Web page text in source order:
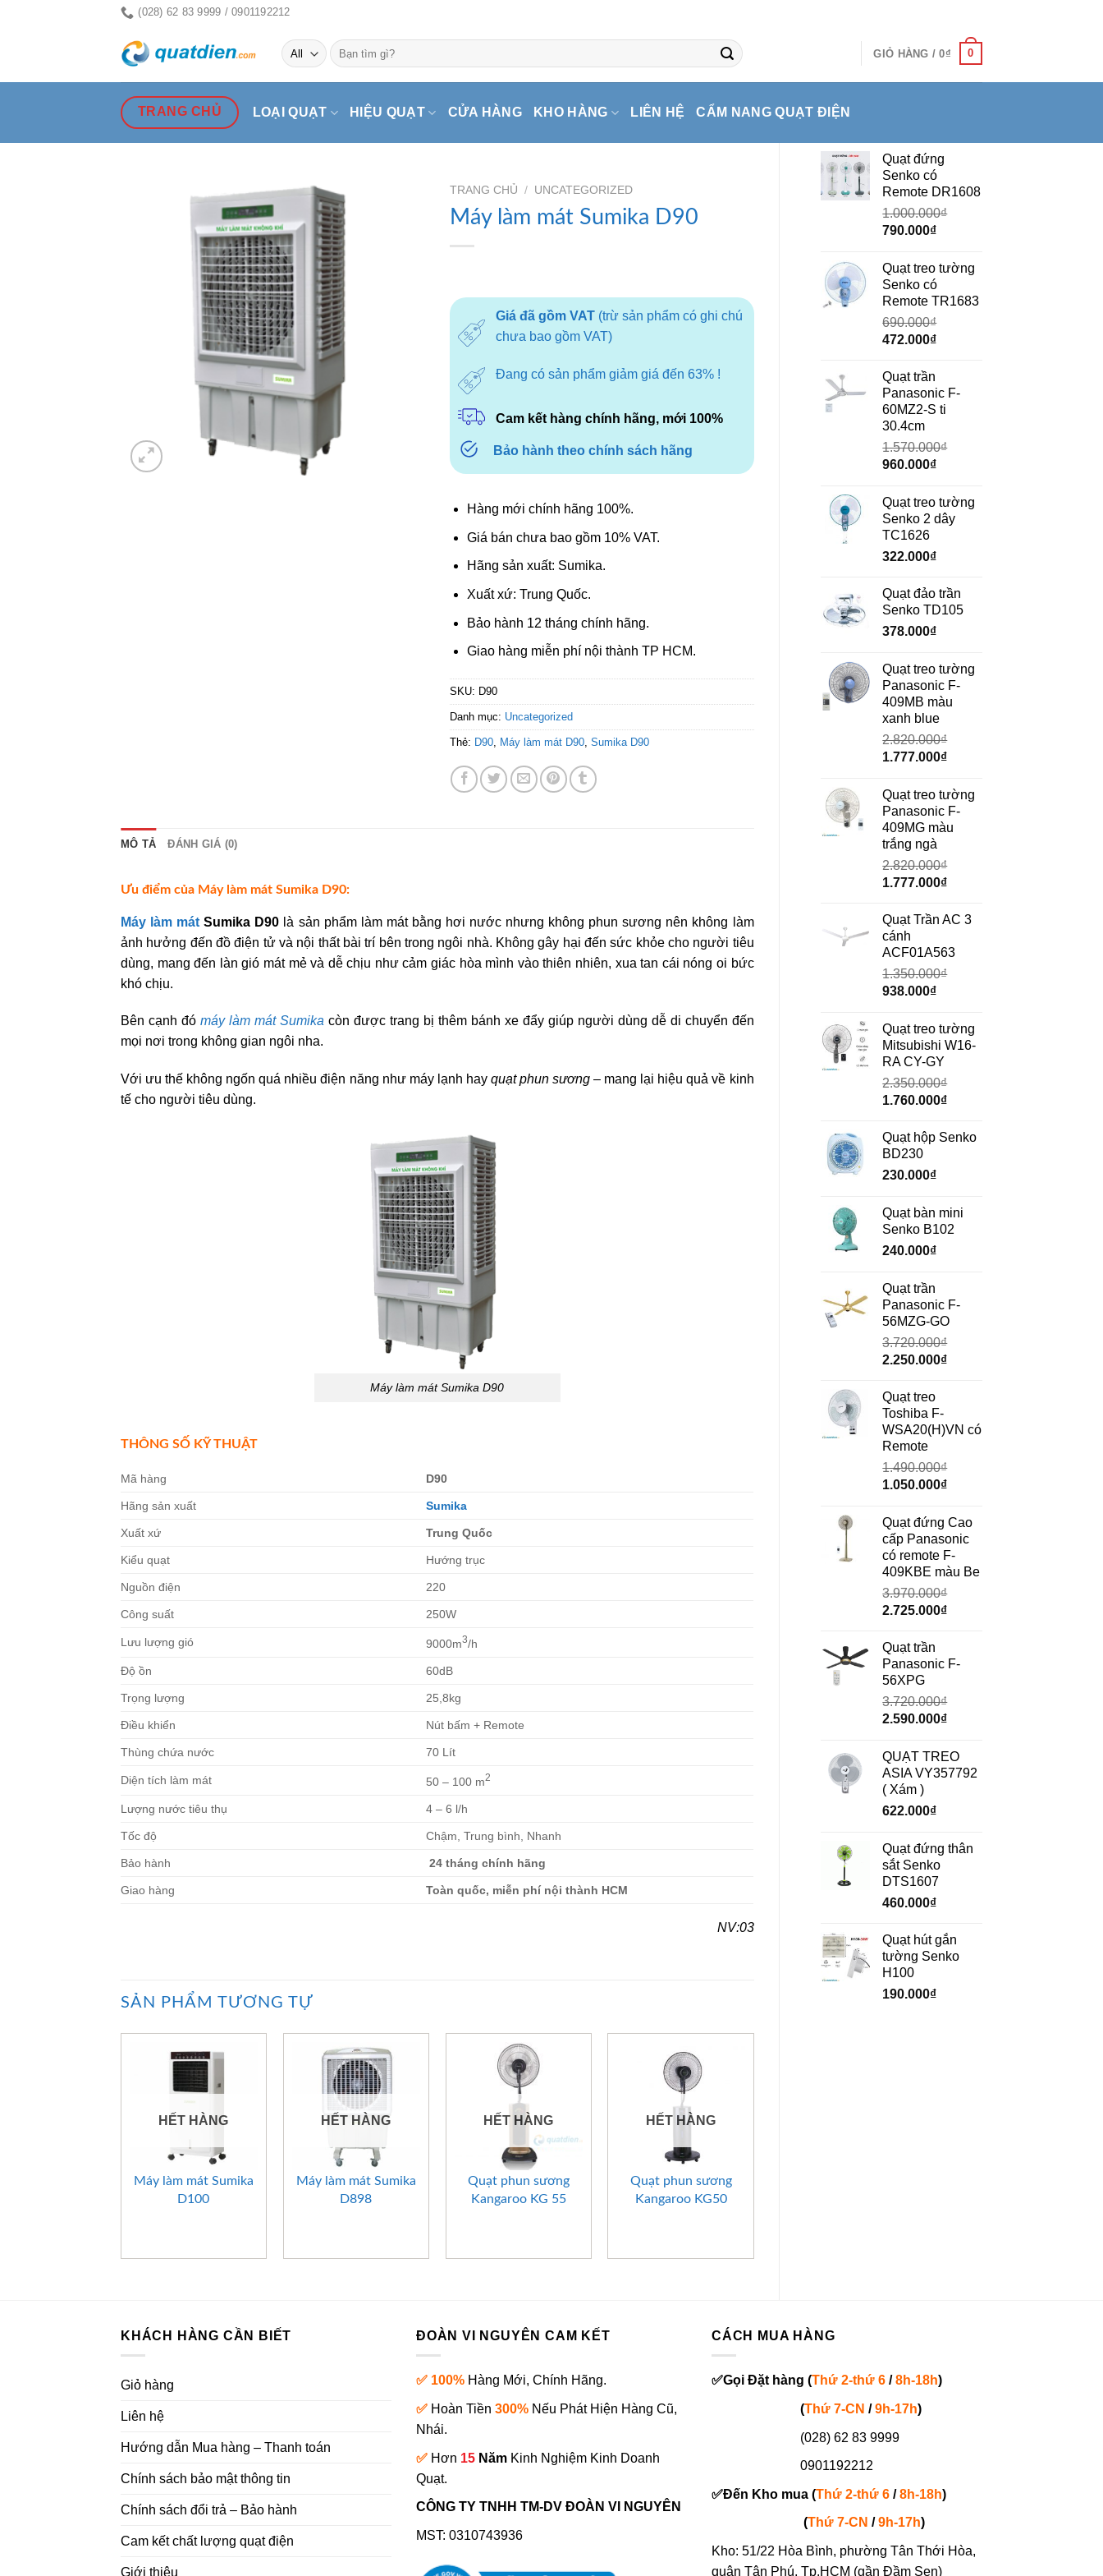
(028) 62 83 9999 / 0901192212
Tìm
kiếm:
GIỎ HÀNG /0₫ 0
TRANG CHỦ LOẠI QUẠT HIỆU QUẠT CỬA HÀNG KHO HÀNG LIÊN HỆ CẨM NANG QUẠT ĐIỆN
Quạt đứng
Senko có
Remote DR1608
1.000.000₫
Giá
là:
1.000.000₫.
790.000₫Giá
tại
là:
790.000₫.
Quạt treo tường
Senko có
Remote TR1683
690.000₫
Giá
là:
690.000₫.
472.000₫Giá
là:
472.000₫.
Quạt trần
Panasonic F-
60MZ2-S ti
30.4cm
1.570.000₫
Giá
là:
1.570.000₫.
960.000₫Giá
tại
là:
Quạt treo tường
Senko 2 dây
TC1626
322.000₫
Quạt đảo trần
Senko TD105
378.000₫
Quạt treo tường
Panasonic F-
409MB màu
xanh blue
2.820.000₫
Giá
là:
2.820.000₫.
1.777.000₫Giá
tại
là:
1.777.000₫.
Quạt treo tường
Panasonic F-
409MG màu
trắng ngà
2.820.000₫
Giá
là:
2.820.000₫.
1.777.000₫Giá
tại
1.777.000₫.
Quạt Trần AC 3
cánh
ACF01A563
1.350.000₫
Giá
là:
1.350.000₫.
938.000₫Giá
tại
là:
938.000₫.
Quạt treo tường
Mitsubishi W16-
RA CY-GY
2.350.000₫
Giá
là:
2.350.000₫.
1.760.000₫Giá
tại
Quạt hộp Senko
BD230
230.000₫
Quạt bàn mini
Senko B102
240.000₫
Quạt trần
Panasonic F-
56MZG-GO
3.720.000₫
Giá
là:
3.720.000₫.
2.250.000₫Giá
2.250.000₫.
Quạt treo
Toshiba F-
WSA20(H)VN có
Remote
1.490.000₫
Giá
là:
1.490.000₫.
1.050.000₫Giá
tại
là:
1.050.000₫.
Quạt đứng Cao
cấp Panasonic
có remote F-
409KBE màu Be
3.970.000₫
Giá
là:
3.970.000₫.
2.725.000₫Giá
là:
Quạt trần
Panasonic F-
56XPG
3.720.000₫
Giá
là:
3.720.000₫.
2.590.000₫Giá
tại
là:
QUẠT TREO
ASIA VY357792
( Xám )
622.000₫
Quạt đứng thân
sắt Senko
DTS1607
460.000₫
Quạt hút gắn
tường Senko
H100
190.000₫
TRANG CHỦ / UNCATEGORIZED
Máy làm mát Sumika D90
Giá đã gồm VAT(trừ sản phẩm có ghi chú
chưa bao gồm VAT)
Đang có sản phẩm giảm giá đến 63% !
Cam kết hàng chính hãng, mới 100%
Bảo hành theo chính sách hãng
Hàng mới chính hãng 100%.
Giá bán chưa bao gồm 10% VAT.
Hãng sản xuất: Sumika.
Xuất xứ: Trung Quốc.
Bảo hành 12 tháng chính hãng.
Giao hàng miễn phí nội thành TP HCM.
SKU: D90
Danh mục: Uncategorized
Thẻ: D90, Máy làm mát D90, Sumika D90
MÔ TẢ ĐÁNH GIÁ (0)
Ưu điểm của Máy làm mát Sumika D90:
Máy làm mát Sumika D90 là sản phẩm làm mát bằng hơi nước nhưng không phun sương nên không làm
ảnh hưởng đến đồ điện tử và nội thất bài trí bên trong ngôi nhà. Không gây hại đến sức khỏe cho người tiêu
dùng, mang đến làn gió mát mẻ và dễ chịu như cảm giác hòa mình vào thiên nhiên, xua tan cái nóng oi bức
khó chịu.
Bên cạnh đó máy làm mát Sumikacòn được trang bị thêm bánh xe đẩy giúp người dùng dễ di chuyển đến
mọi nơi trong không gian ngôi nha.
Với ưu thế không ngốn quá nhiều điện năng như máy lạnh hay quạt phun sương – mang lại hiệu quả về kinh
tế cho người tiêu dùng.
Máy làm mát Sumika D90
THÔNG SỐ KỸ THUẬT
Mã hàng D90
Hãng sản xuất Sumika
Xuất xứ Trung Quốc
Kiểu quạt Hướng trục
Nguồn điện 220
Công suất 250W
Lưu lượng gió 9000m3/h
Độ ồn 60dB
Trọng lượng 25,8kg
Điều khiển Nút bấm + Remote
Thùng chứa nước 70 Lít
Diện tích làm mát 50 – 100 m2
Lượng nước tiêu thụ 4 – 6 l/h
Tốc độ Chậm, Trung bình, Nhanh
Bảo hành 24 tháng chính hãng
Giao hàng Toàn quốc, miễn phí nội thành HCM
NV:03
SẢN PHẨM TƯƠNG TỰ
HẾT HÀNG
Máy làm mát Sumika
D100
HẾT HÀNG
Máy làm mát Sumika
D898
HẾT HÀNG
Quạt phun sương
Kangaroo KG 55
HẾT HÀNG
Quạt phun sương
Kangaroo KG50
KHÁCH HÀNG CẦN BIẾT
Giỏ hàng
Liên hệ
Hướng dẫn Mua hàng – Thanh toán
Chính sách bảo mật thông tin
Chính sách đổi trả – Bảo hành
Cam kết chất lượng quạt điện
Giới thiệu
ĐOÀN VI NGUYÊN CAM KẾT
✅ 100% Hàng Mới, Chính Hãng.
✅ Hoàn Tiền 300% Nếu Phát Hiện Hàng Cũ,
Nhái.
✅ Hơn 15 Năm Kinh Nghiệm Kinh Doanh
Quạt.
CÔNG TY TNHH TM-DV ĐOÀN VI NGUYÊN
MST: 0310743936
CÁCH MUA HÀNG
✅Gọi Đặt hàng (Thứ 2-thứ 6 /8h-18h)
(Thứ 7-CN /9h-17h)
(028) 62 83 9999
0901192212
✅Đến Kho mua (Thứ 2-thứ 6 /8h-18h)
(Thứ 7-CN /9h-17h)
Kho: 51/22 Hòa Bình, phường Tân Thới Hòa,
quận Tân Phú, Tp.HCM (gần Đầm Sen)